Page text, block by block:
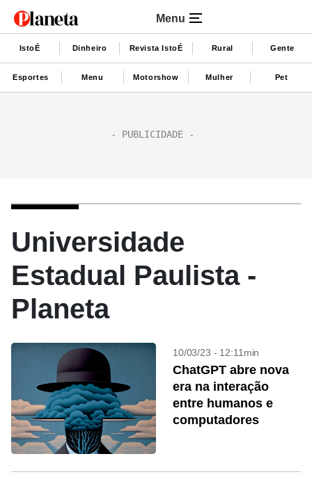
Menu
IstoÉ Dinheiro Revista IstoÉ Rural Gente
Esportes Menu Motorshow Mulher Pet
Universidade
Estadual Paulista -
Planeta
10/03/23 - 12:11min
ChatGPT abre nova
era na interação
entre humanos e
computadores